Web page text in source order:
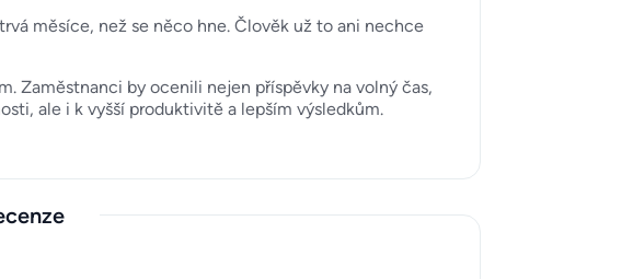
měsíce, než se něco hne. Člověk už to ani nechce
Zaměstnanci by ocenili nejen příspěvky na volný čas,
ale i k vyšší produktivitě a lepším výsledkům.